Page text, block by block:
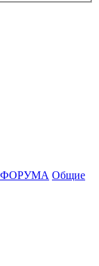
ФОРУМА Общие